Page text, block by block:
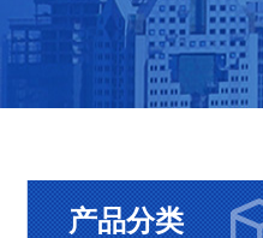
产品分类